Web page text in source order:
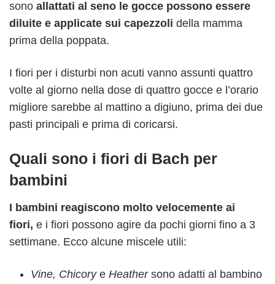
sono allattati al seno le gocce possono essere
diluite e applicate sui capezzoli della mamma
prima della poppata.
I fiori per i disturbi non acuti vanno assunti quattro
volte al giorno nella dose di quattro gocce e l’orario
migliore sarebbe al mattino a digiuno, prima dei due
pasti principali e prima di coricarsi.
Quali sono i fiori di Bach per
bambini
I bambini reagiscono molto velocemente ai
fiori, e i fiori possono agire da pochi giorni fino a 3
settimane. Ecco alcune miscele utili:
Vine, Chicory e Heather sono adatti al bambino